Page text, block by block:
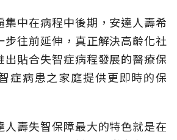
集中在病程中後期，安達人壽希
步往前延伸，真正解決高齡化社
出貼合失智症病程發展的醫療保
症病患之家庭提供更即時的保
人壽失智保障最大的特色就是在